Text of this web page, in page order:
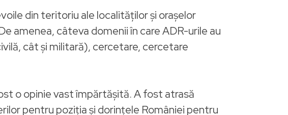
din teritoriu ale localităților și orașelor
amenea, câteva domenii în care ADR-urile au
cât și militară), cercetare, cercetare
o opinie vast împărtășită. A fost atrasă
pentru poziția și dorințele României pentru